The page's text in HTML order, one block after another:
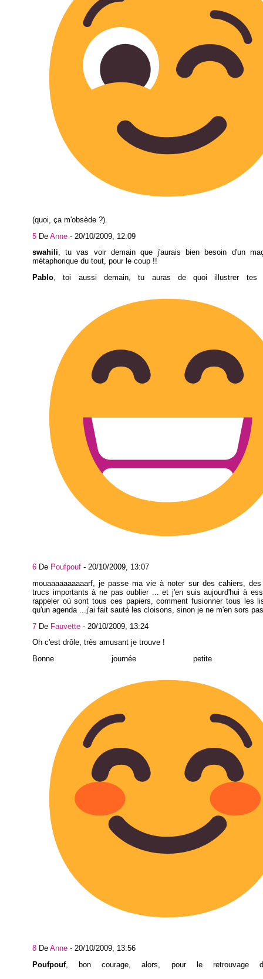
(quoi, ça m'obsède ?).
5 De Anne - 20/10/2009, 12:09
swahili, tu vas voir demain que j'aurais bien besoin d'un
métaphorique du tout, pour le coup !!
Pablo, toi aussi demain, tu auras de quoi illustrer tes
6 De Poufpouf - 20/10/2009, 13:07
mouaaaaaaaaaarf, je passe ma vie à noter sur des cahiers,
trucs importants à ne pas oublier ... et j'en suis aujourd'hui à
rappeler où sont tous ces papiers, comment fusionner tous les
qu'un agenda ...j'ai fait sauté les cloisons, sinon je ne m'en sors
7 De Fauvette - 20/10/2009, 13:24
Oh c'est drôle, très amusant je trouve !
Bonne journée petite
8 De Anne - 20/10/2009, 13:56
Poufpouf, bon courage, alors, pour le retrouvage